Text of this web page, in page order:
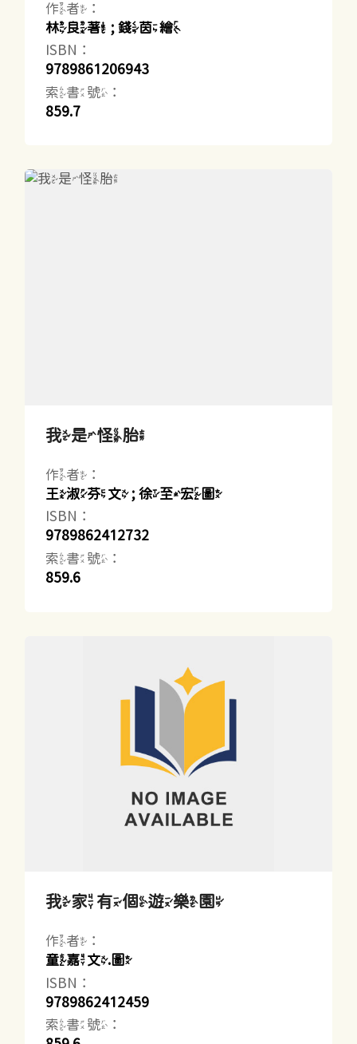
作者：
林良著 ; 錢茵繪
ISBN：
9789861206943
索書號：
859.7
我是怪胎
作者：
王淑芬文 ; 徐至宏圖
ISBN：
9789862412732
索書號：
859.6
我家有個遊樂園
作者：
童嘉文.圖
ISBN：
9789862412459
索書號：